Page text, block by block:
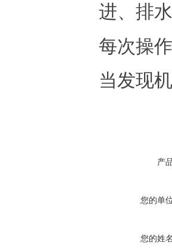
进、排
每次操
当发现
产
您的单
您的姓